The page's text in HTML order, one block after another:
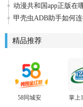
动漫共和国app正版在
甲壳虫ADB助手如何
精品推荐
58同城安
掌上